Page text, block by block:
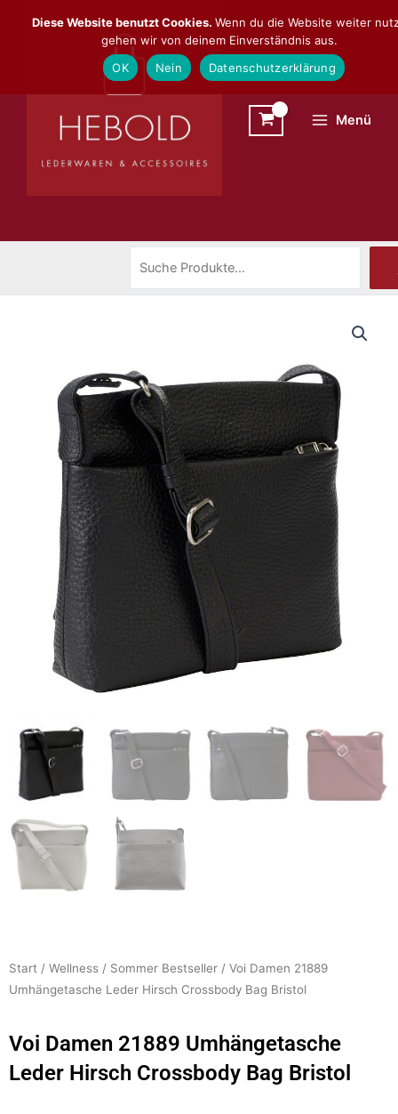
Inhalt
Menü
Start / Wellness / Sommer Bestseller / Voi Damen 21889
Umhängetasche Leder Hirsch Crossbody Bag Bristol
Voi Damen 21889 Umhängetasche
Leder Hirsch Crossbody Bag Bristol
Diese Website benutzt Cookies. Wenn du die Website weiter
gehen wir von deinem Einverständnis aus.
OK
Nein Datenschutzerklärung